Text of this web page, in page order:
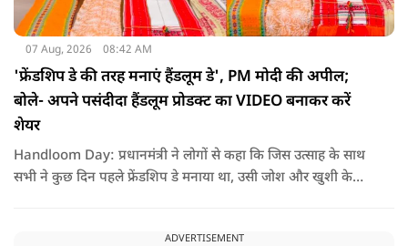
07 Aug, 2026 08:42 AM
'फ्रेंडशिप डे की तरह मनाएं हैंडलूम डे', PM मोदी की अपील;
बोले- अपने पसंदीदा हैंडलूम प्रोडक्ट का VIDEO बनाकर करें
शेयर
Handloom Day: प्रधानमंत्री ने लोगों से कहा कि जिस उत्साह के साथ
सभी ने कुछ दिन पहले फ्रेंडशिप डे मनाया था, उसी जोश और खुशी के
ADVERTISEMENT